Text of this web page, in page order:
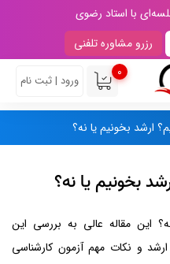
با استاد رضوی
رزرو مشاوره تلفنی
0
ورود | ثبت نام
ارشد بخونیم یا نه؟
بخونیم یا نه؟
این مقاله عالی به بررسی این
و نکات مهم آزمون کارشناسی